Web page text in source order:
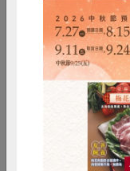
你可
雞蛋